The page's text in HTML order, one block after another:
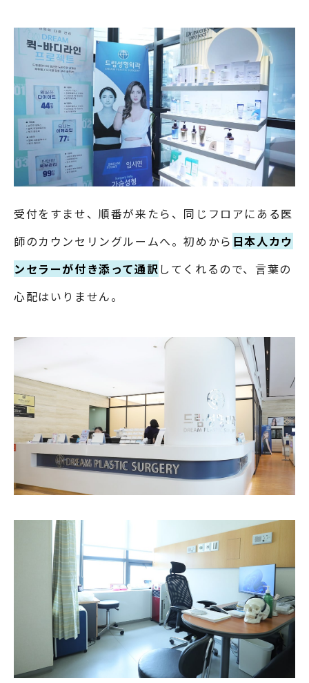
受付をすませ、順番が来たら、同じフロアにある医
師のカウンセリングルームへ。初めから 日本人カウ
ンセラーが付き添って通訳してくれるので、言葉の
心配はいりません。